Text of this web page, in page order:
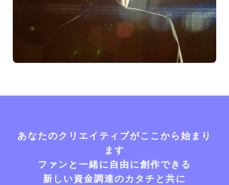
あなたのクリエイティブがここから始まり
ます
ファンと一緒に自由に創作できる
新しい資金調達のカタチと共に